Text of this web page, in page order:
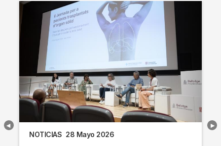
NOTICIAS 28 Mayo 2026